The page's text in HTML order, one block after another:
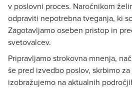
v poslovni proces. Naročnikom
odpraviti nepotrebna tveganja, ki
Zagotavljamo oseben pristop in
svetovalcev.
Pripravljamo strokovna mnenja,
še pred izvedbo poslov, skrbimo
izobražujemo na aktualnih